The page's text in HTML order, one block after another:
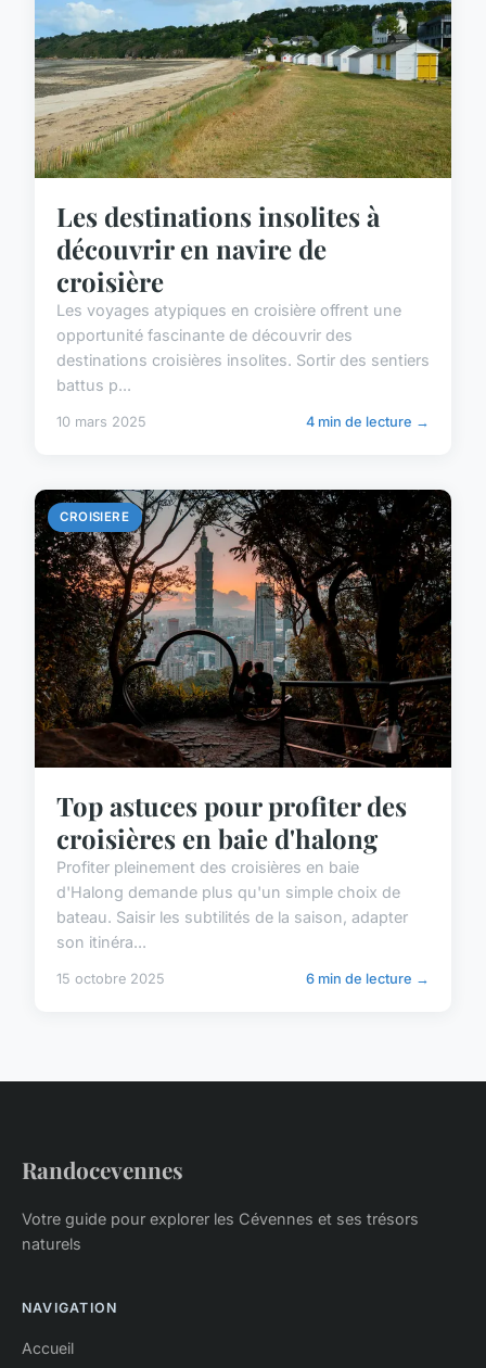
Les destinations insolites à
découvrir en navire de
croisière
Les voyages atypiques en croisière offrent une
opportunité fascinante de découvrir des
destinations croisières insolites. Sortir des sentiers
battus p...
10 mars 2025 4 min de lecture →
CROISIERE
Top astuces pour profiter des
croisières en baie d'halong
Profiter pleinement des croisières en baie
d'Halong demande plus qu'un simple choix de
bateau. Saisir les subtilités de la saison, adapter
son itinéra...
15 octobre 2025 6 min de lecture →
Randocevennes
Votre guide pour explorer les Cévennes et ses trésors
naturels
NAVIGATION
Accueil